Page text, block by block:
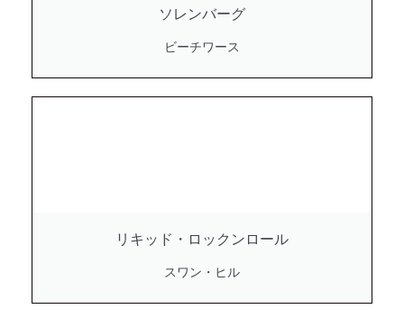
ソレンバーグ
ビーチワース
リキッド・ロックンロール
スワン・ヒル